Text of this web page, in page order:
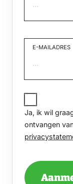
E-MAILADRES
JA,
IK
WIL
GRAAG
PER
EEN
ONTVANGEN
Ja, ik wil
ontvangen